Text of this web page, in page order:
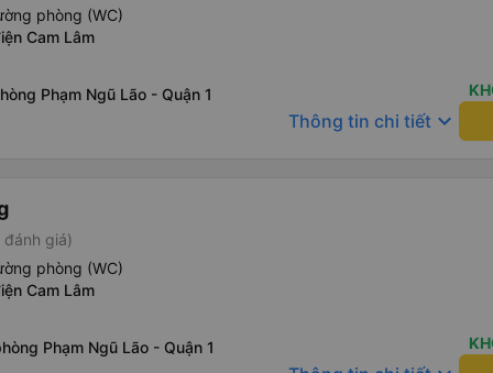
phòng (WC)
Cam Lâm
Phạm Ngũ Lão - Quận 1
Thông tin chi tiết keyboard_arrow_down
đánh giá)
phòng (WC)
Cam Lâm
Phạm Ngũ Lão - Quận 1